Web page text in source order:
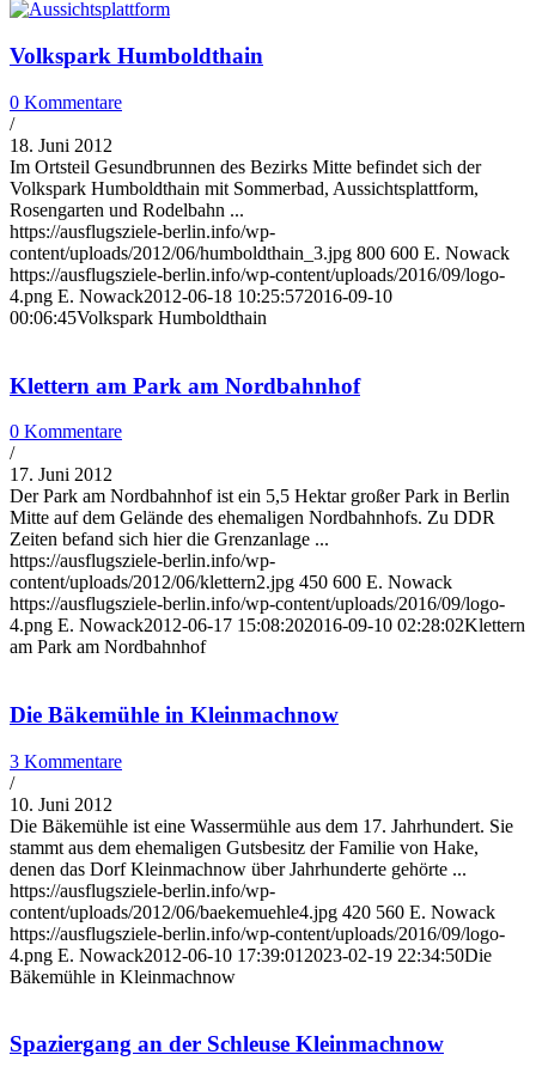
Volkspark Humboldthain
0 Kommentare
/
18. Juni 2012
Im Ortsteil Gesundbrunnen des Bezirks Mitte befindet sich der
Volkspark Humboldthain mit Sommerbad, Aussichtsplattform,
Rosengarten und Rodelbahn ...
https://ausflugsziele-berlin.info/wp-
content/uploads/2012/06/humboldthain_3.jpg 800 600 E. Nowack
https://ausflugsziele-berlin.info/wp-content/uploads/2016/09/logo-
4.png E. Nowack2012-06-18 10:25:572016-09-10
00:06:45Volkspark Humboldthain
Klettern am Park am Nordbahnhof
0 Kommentare
/
17. Juni 2012
Der Park am Nordbahnhof ist ein 5,5 Hektar großer Park in Berlin
Mitte auf dem Gelände des ehemaligen Nordbahnhofs. Zu DDR
Zeiten befand sich hier die Grenzanlage ...
https://ausflugsziele-berlin.info/wp-
content/uploads/2012/06/klettern2.jpg 450 600 E. Nowack
https://ausflugsziele-berlin.info/wp-content/uploads/2016/09/logo-
4.png E. Nowack2012-06-17 15:08:202016-09-10 02:28:02Klettern
am Park am Nordbahnhof
Die Bäkemühle in Kleinmachnow
3 Kommentare
/
10. Juni 2012
Die Bäkemühle ist eine Wassermühle aus dem 17. Jahrhundert. Sie
stammt aus dem ehemaligen Gutsbesitz der Familie von Hake,
denen das Dorf Kleinmachnow über Jahrhunderte gehörte ...
https://ausflugsziele-berlin.info/wp-
content/uploads/2012/06/baekemuehle4.jpg 420 560 E. Nowack
https://ausflugsziele-berlin.info/wp-content/uploads/2016/09/logo-
4.png E. Nowack2012-06-10 17:39:01 2023-02-19 22:34:50Die
Bäkemühle in Kleinmachnow
Spaziergang an der Schleuse Kleinmachnow